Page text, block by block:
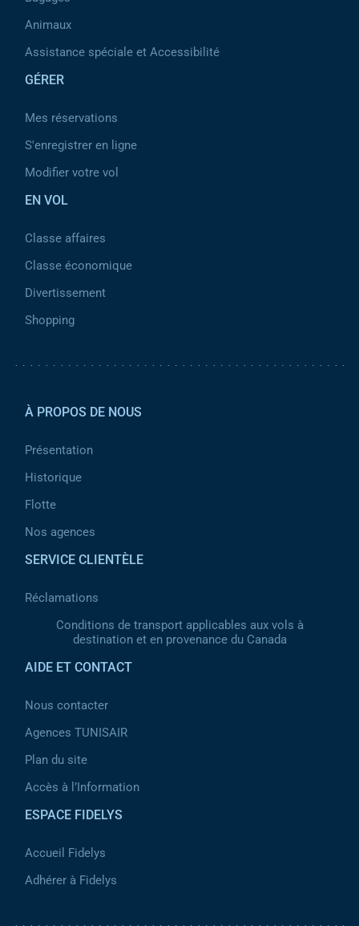
Animaux
Assistance spéciale et Accessibilité
GÉRER
Mes réservations
S'enregistrer en ligne
Modifier votre vol
EN VOL
Classe affaires
Classe économique
Divertissement
Shopping
À PROPOS DE NOUS
Présentation
Historique
Flotte
Nos agences
SERVICE CLIENTÈLE
Réclamations
Conditions de transport applicables aux vols à
destination et en provenance du Canada
AIDE ET CONTACT
Nous contacter
Agences TUNISAIR
Plan du site
Accès à l’Information
ESPACE FIDELYS
Accueil Fidelys
Adhérer à Fidelys